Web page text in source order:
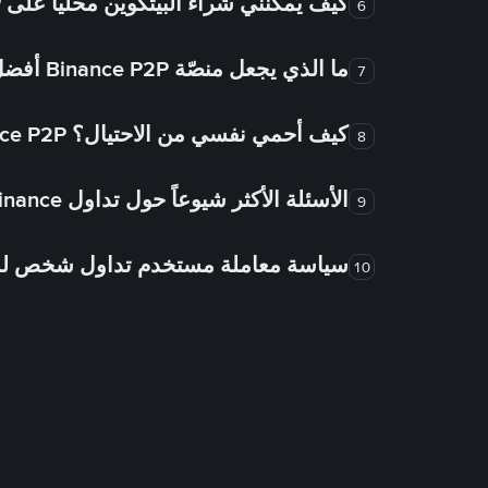
6
7 ما الذي يجعل منصّة Binance P2P أفضل من الأسواق الأخرى للتداول من شخص لشخص؟
8 كيف أحمي نفسي من الاحتيال؟ Binance P2P ضمان FTW!
9 الأسئلة الأكثر شيوعاً حول تداول Binance شخص لشخص
10 سياسة معاملة مستخدم تداول